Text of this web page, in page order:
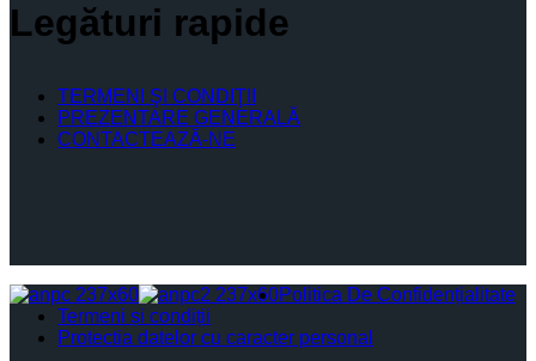
Legături rapide
TERMENI ŞI CONDIŢII
PREZENTARE GENERALĂ
CONTACTEAZĂ-NE
Politica De Confidențialitate
Termeni și condiții
Protectia datelor cu caracter personal